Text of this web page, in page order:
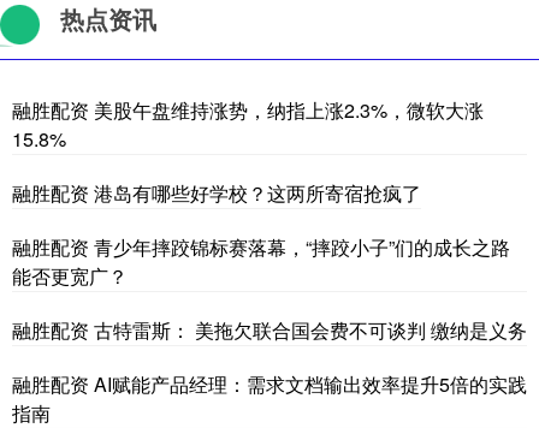
热点资讯
融胜配资 美股午盘维持涨势，纳指上涨2.3%，微软大涨
15.8%
融胜配资 港岛有哪些好学校？这两所寄宿抢疯了
融胜配资 青少年摔跤锦标赛落幕，“摔跤小子”们的成长之路
能否更宽广？
融胜配资 古特雷斯： 美拖欠联合国会费不可谈判 缴纳是义务
融胜配资 AI赋能产品经理：需求文档输出效率提升5倍的实践
指南